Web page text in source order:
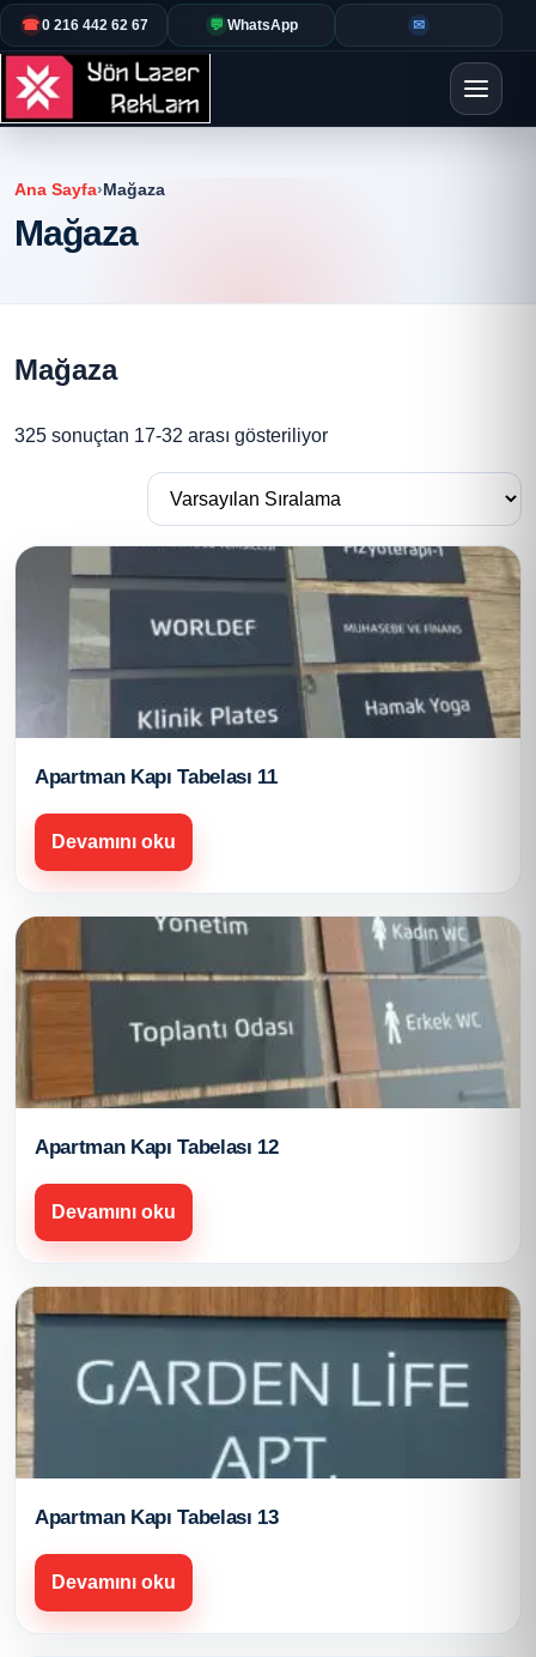
☎0 216 442 62 67 💬 WhatsApp ✉
Ana Sayfa›Mağaza
Mağaza
Mağaza
325 sonuçtan 17-32 arası gösteriliyor
Apartman Kapı Tabelası 11
Devamını oku
Apartman Kapı Tabelası 12
Devamını oku
Apartman Kapı Tabelası 13
Devamını oku